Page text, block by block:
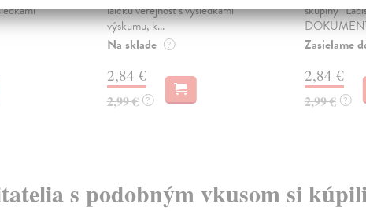
laickú verejnosť s výsledkami
výskumu, k...
Na sklade ?
2,84 €
2,99 € ?
skupiny“
Zasielame
2,84 €
2,99 € ?
s podobným vkusom si